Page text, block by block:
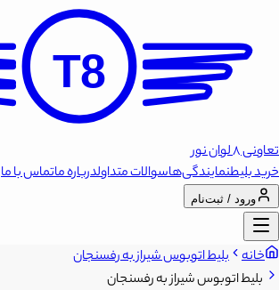
T8
تعاونی 8 لوان نور
خرید بلیطنمایندگی‌هاسوالات متداولدرباره ماتماس با ما
ورود / ثبت‌نام
خانه بلیط اتوبوس شیراز به رفسنجان
بلیط اتوبوس شیراز به رفسنجان